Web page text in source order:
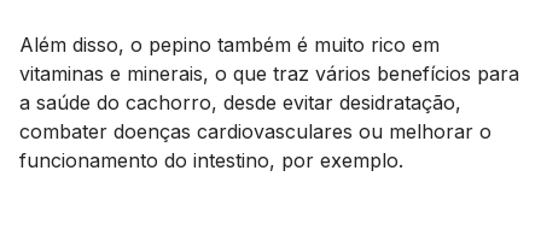
Além disso, o pepino também é muito rico em
vitaminas e minerais, o que traz vários benefícios para
a saúde do cachorro, desde evitar desidratação,
combater doenças cardiovasculares ou melhorar o
funcionamento do intestino, por exemplo.